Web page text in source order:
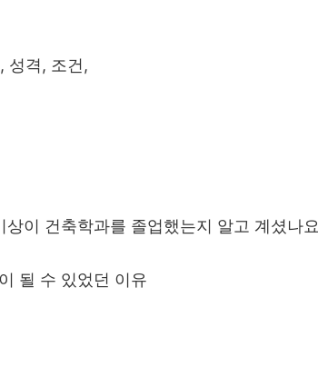
, 성격, 조건,
상이 건축학과를 졸업했는지 알고 계셨나요
될 수 있었던 이유